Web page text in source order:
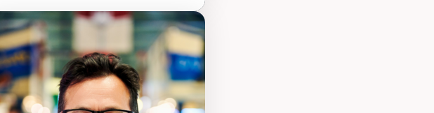
Expertises
Santé mondiale
Femme en contexte de pauvreté
Innovation
Participation citoyenne
Inégalités sociales santé
Migration